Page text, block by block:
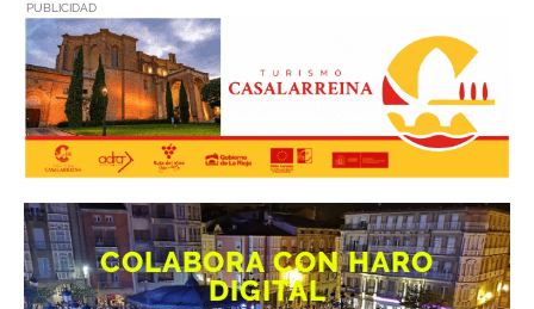
PUBLICIDAD
COLABORA CON HARO
DIGITAL